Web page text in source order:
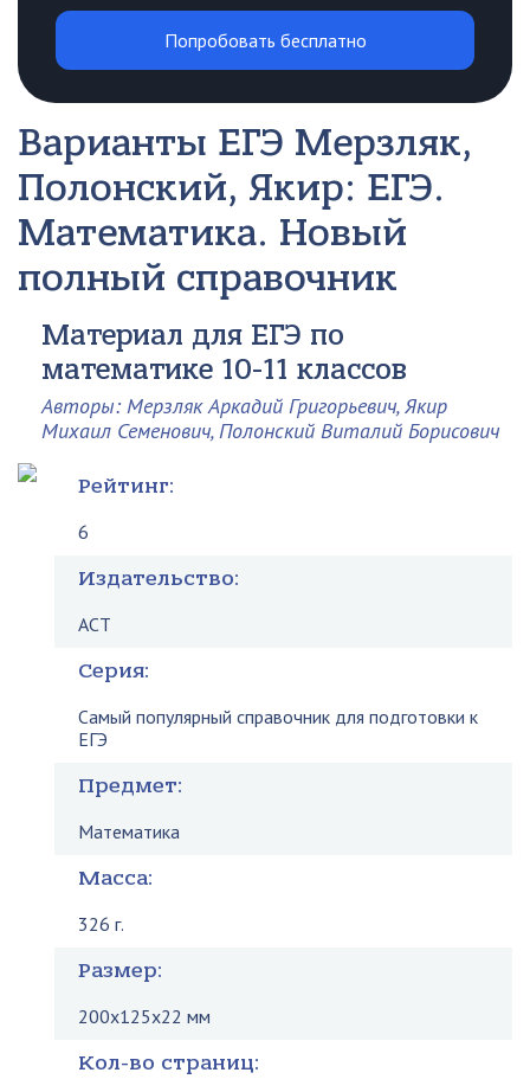
Попробовать бесплатно
Варианты ЕГЭ Мерзляк,
Полонский, Якир: ЕГЭ.
Математика. Новый
полный справочник
Материал для ЕГЭ по
математике 10-11 классов
Авторы: Мерзляк Аркадий Григорьевич, Якир
Михаил Семенович, Полонский Виталий Борисович
Рейтинг:
6
Издательство:
АСТ
Серия:
Самый популярный справочник для подготовки к
ЕГЭ
Предмет:
Математика
Масса:
326 г.
Размер:
200x125x22 мм
Кол-во страниц: